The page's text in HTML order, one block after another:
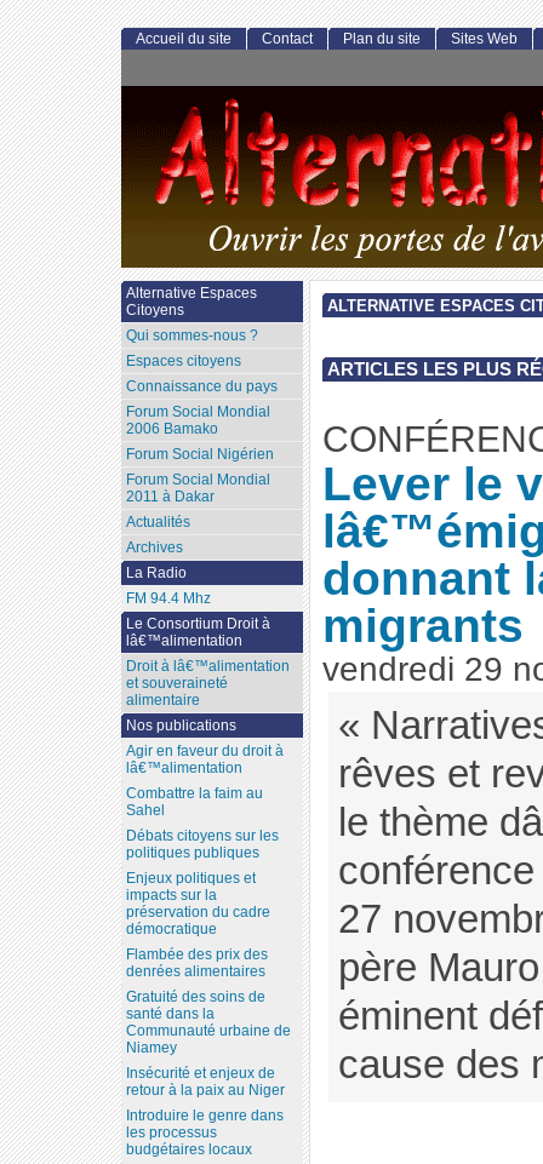
ALTERNATIVE ESPACES
ARTICLES LES PLUS
Lever le
donnant
migrants
vendredi 29
«
rêves et
le thème
27
père
éminent
cause des
Accueil du site Contact Plan du site Sites Web
Alternative Espaces
Citoyens
Qui sommes-nous ?
Espaces citoyens
Connaissance du pays
Forum Social Mondial
2006 Bamako
Forum Social Nigérien
Forum Social Mondial
2011 à Dakar
Actualités
Archives
La Radio
FM 94.4 Mhz
Le Consortium Droit à
lâ€™alimentation
Droit à lâ€™alimentation
et souveraineté
alimentaire
Nos publications
Agir en faveur du droit à
lâ€™alimentation
Combattre la faim au
Sahel
Débats citoyens sur les
politiques publiques
Enjeux politiques et
impacts sur la
préservation du cadre
démocratique
Flambée des prix des
denrées alimentaires
Gratuité des soins de
santé dans la
Communauté urbaine de
Niamey
Insécurité et enjeux de
retour à la paix au Niger
Introduire le genre dans
les processus
budgétaires locaux